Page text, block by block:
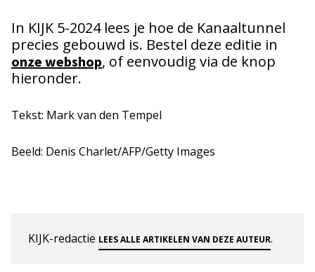
In KIJK 5-2024 lees je hoe de Kanaaltunnel
precies gebouwd is. Bestel deze editie in
onze webshop, of eenvoudig via de knop
hieronder.
Tekst: Mark van den Tempel
Beeld: Denis Charlet/AFP/Getty Images
KIJK-redactie LEES ALLE ARTIKELEN VAN DEZE AUTEUR.